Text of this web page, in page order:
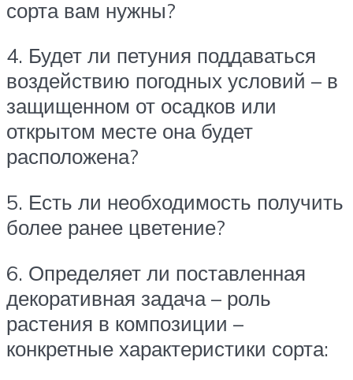
сорта вам нужны?
4. Будет ли петуния поддаваться
воздействию погодных условий – в
защищенном от осадков или
открытом месте она будет
расположена?
5. Есть ли необходимость получить
более ранее цветение?
6. Определяет ли поставленная
декоративная задача – роль
растения в композиции –
конкретные характеристики сорта: